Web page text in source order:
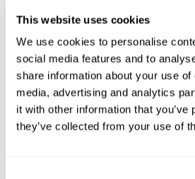
This website uses cookies
We use cookies to personalise
social media features and to
share information about your use
media, advertising and analytics
it with other information that you’ve
they’ve collected from your use of
einem Total von 10.00 CHF
Abholung und Bezahlung
Kreditkarte oder Twint: netto
* Bei Gutscheinen und
immer 30 Tage netto